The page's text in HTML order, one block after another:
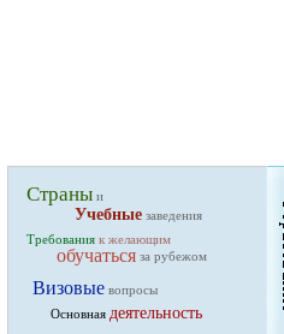
Страны и
Учебные заведения
Требования к желающим
обучаться за рубежом
Визовые вопросы
Основная деятельность